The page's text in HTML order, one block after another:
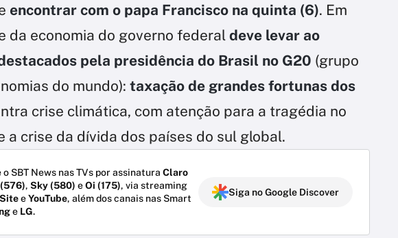
encontrar com o papa Francisco na quinta (6). Em
da economia do governo federal deve levar ao
pela presidência do Brasil no G20 (grupo
do mundo): taxação de grandes fortunas dos
crise climática, com atenção para a tragédia no
a crise da dívida dos países do sul global.
o SBT News nas TVs por assinatura Claro
, Sky (580) eOi (175), via streaming
SiteeYouTube, além dos canais nas Smart
e LG.
Siga no Google Discover